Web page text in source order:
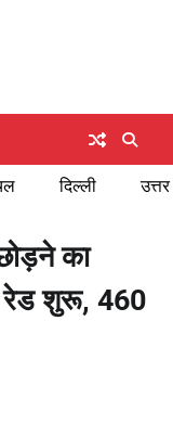
दिल्ली
का
रेड शुरू, 460